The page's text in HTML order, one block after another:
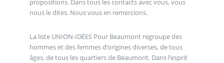
propositions. Dans tous les contacts avec vous, vous
nous le dites. Nous vous en remercions.
La liste UNION-IDÉES Pour Beaumont regroupe des
hommes et des femmes d’origines diverses, de tous
âges, de tous les quartiers de Beaumont. Dans l’esprit